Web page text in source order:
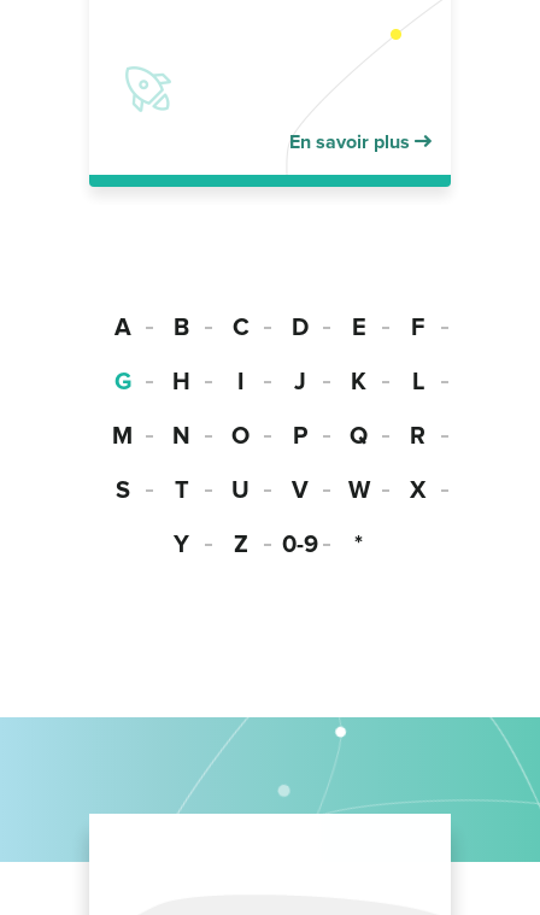
En savoir plus
A B C D E
F
G
H I J K
L
M
N O P Q
R
S
T U V W
X
Y
Z 0-9 *